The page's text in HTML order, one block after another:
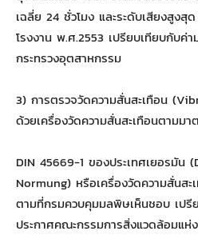
เฉลี่ย 24 ชั่วโมง และระดับเสียงสูงสุ
โรงงาน พ.ศ.2553 เปรียบเทียบกับค่
กระทรวงอุตสาหกรรม
3) การตรวจวัดความสั่นสะเทือน
ด้วยเครื่องวัดความสั่นสะเทือนตามมา
DIN 45669-1 ของประเทศเยอรมัน
Normung) หรือเครื่องวัดความสั่นส
ตามที่กรมควบคุมมลพิษเห็นชอบ เปรี
ประกาศคณะกรรมการสิ่งแวดล้อมแห่